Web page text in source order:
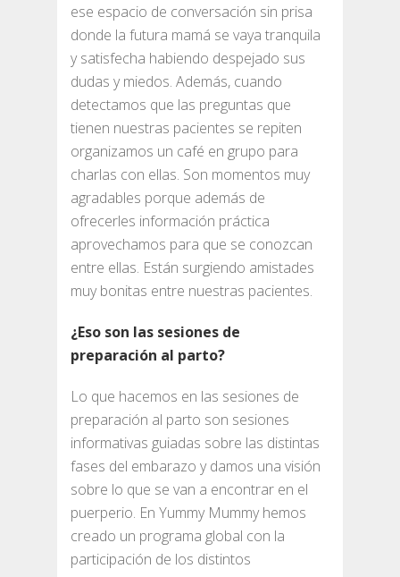
ese espacio de conversación sin prisa
donde la futura mamá se vaya tranquila
y satisfecha habiendo despejado sus
dudas y miedos. Además, cuando
detectamos que las preguntas que
tienen nuestras pacientes se repiten
organizamos un café en grupo para
charlas con ellas. Son momentos muy
agradables porque además de
ofrecerles información práctica
aprovechamos para que se conozcan
entre ellas. Están surgiendo amistades
muy bonitas entre nuestras pacientes.
¿Eso son las sesiones de
preparación al parto?
Lo que hacemos en las sesiones de
preparación al parto son sesiones
informativas guiadas sobre las distintas
fases del embarazo y damos una visión
sobre lo que se van a encontrar en el
puerperio. En Yummy Mummy hemos
creado un programa global con la
participación de los distintos